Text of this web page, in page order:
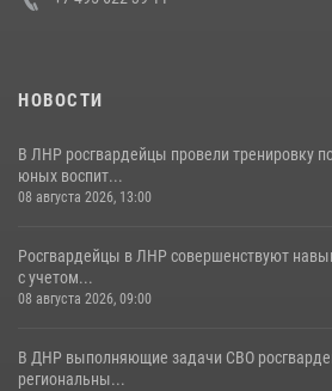
НОВОСТИ
В ЛНР росгвардейцы провели тренировку
юных воспит...
08 августа 2026, 13:00
Росгвардейцы в ЛНР совершенствуют
с учетом...
08 августа 2026, 09:00
В ДНР выполняющие задачи СВО
региональны...